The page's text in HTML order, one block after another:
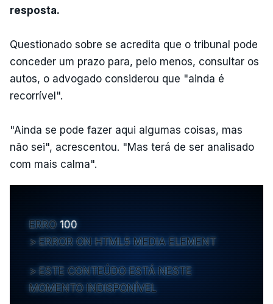
resposta.
Questionado sobre se acredita que o tribunal pode
conceder um prazo para, pelo menos, consultar os
autos, o advogado considerou que "ainda é
recorrível".
"Ainda se pode fazer aqui algumas coisas, mas
não sei", acrescentou. "Mas terá de ser analisado
com mais calma".
ERRO 100
ERROR ON HTML5 MEDIA ELEMENT
ESTE CONTEÚDO ESTÁ NESTE
MOMENTO INDISPONÍVEL